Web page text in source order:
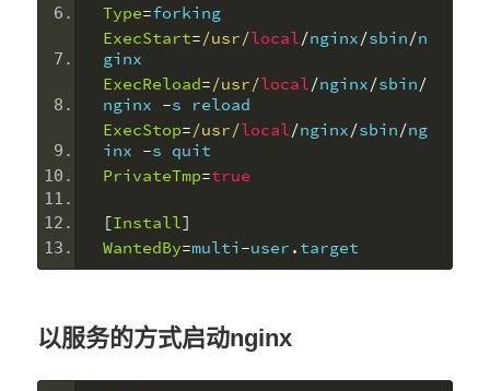
Type=forking
ExecStart=/usr/local/nginx/sbin/n
ginx
ExecReload=/usr/local/nginx/sbin/
nginx -s reload
ExecStop=/usr/local/nginx/sbin/ng
inx -s quit
PrivateTmp=true
[Install]
WantedBy=multi -user . target
以服务的方式启动nginx